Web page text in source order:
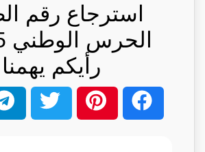
استرجاع رقم
رأيكم يهمنا